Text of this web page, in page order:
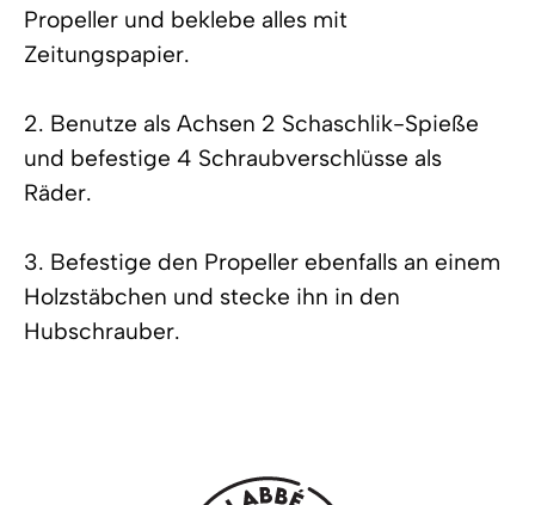
Propeller und beklebe alles mit
Zeitungspapier.
2. Benutze als Achsen 2 Schaschlik-Spieße
und befestige 4 Schraubverschlüsse als
Räder.
3. Befestige den Propeller ebenfalls an einem
Holzstäbchen und stecke ihn in den
Hubschrauber.